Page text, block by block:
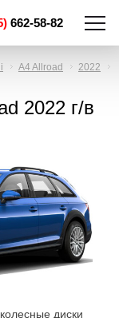
662-58-82
A4 Allroad 2022
2022 г/в
диски